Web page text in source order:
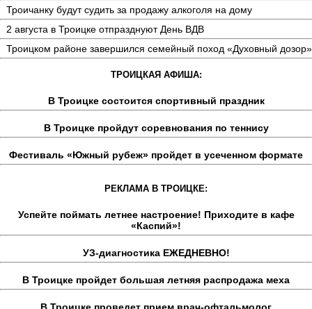
Троичанку будут судить за продажу алкоголя на дому
2 августа в Троицке отпразднуют День ВДВ
Троицком районе завершился семейный поход «Духовный дозор»
ТРОИЦКАЯ АФИША:
В Троицке состоится спортивный праздник
В Троицке пройдут соревнования по теннису
Фестиваль «Южный рубеж» пройдет в усеченном формате
РЕКЛАМА В ТРОИЦКЕ:
Успейте поймать летнее настроение! Приходите в кафе
«Каспий»!
УЗ-диагностика ЕЖЕДНЕВНО!
В Троицке пройдет большая летняя распродажа меха